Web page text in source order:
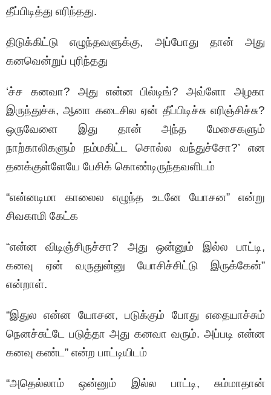
தீப்பிடித்து எரிந்தது.
திடுக்கிட்டு எழுந்தவளுக்கு, அப்போது தான் அது
கனவென்றுப் புரிந்தது
‘ச்ச கனவா? அது என்ன பில்டிங்? அவ்ளோ அழகா
இருந்துச்சு, ஆனா கடைசில ஏன் தீப்பிடிச்சு எரிஞ்சிச்சு?
ஒருவேளை இது தான் அந்த மேசைகளும்
நாற்காலிகளும் நம்மகிட்ட சொல்ல வந்துச்சோ?’ என
தனக்குள்ளேயே பேசிக் கொண்டிருந்தவளிடம்
“என்னடிமா காலைல எழுந்த உடனே யோசன” என்று
சிவகாமி கேட்க
“என்ன விடிஞ்சிருச்சா? அது ஒன்னும் இல்ல பாட்டி,
கனவு ஏன் வருதுன்னு யோசிச்சிட்டு இருக்கேன்”
என்றாள்.
“இதுல என்ன யோசன, படுக்கும் போது எதையாச்சும்
நெனச்சுட்டே படுத்தா அது கனவா வரும். அப்படி என்ன
கனவு கண்ட” என்ற பாட்டியிடம்
“அதெல்லாம் ஒன்னும் இல்ல பாட்டி, சும்மாதான்